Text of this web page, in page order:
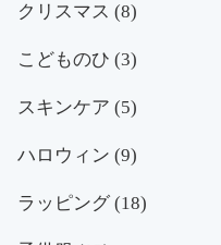
クリスマス (8)
こどものひ (3)
スキンケア (5)
ハロウィン (9)
ラッピング(18)